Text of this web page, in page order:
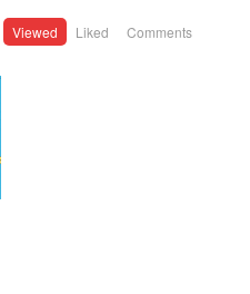
Viewed Liked Comments